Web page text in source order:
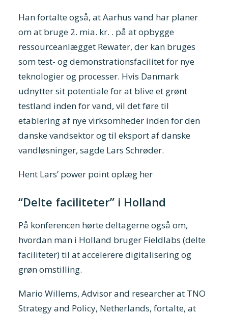
Han fortalte også, at Aarhus vand har planer
om at bruge 2. mia. kr. . på at opbygge
ressourceanlægget Rewater, der kan bruges
som test- og demonstrationsfacilitet for nye
teknologier og processer. Hvis Danmark
udnytter sit potentiale for at blive et grønt
testland inden for vand, vil det føre til
etablering af nye virksomheder inden for den
danske vandsektor og til eksport af danske
vandløsninger, sagde Lars Schrøder.
Hent Lars’ power point oplæg her
“Delte faciliteter” i Holland
På konferencen hørte deltagerne også om,
hvordan man i Holland bruger Fieldlabs (delte
faciliteter) til at accelerere digitalisering og
grøn omstilling.
Mario Willems, Advisor and researcher at TNO
Strategy and Policy, Netherlands, fortalte, at